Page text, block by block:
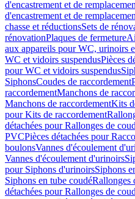
d'encastrement et de
d'encastrement et de
chasse et réductionsSets de
rénovationPlaques de fermeture
aux appareils pour WC, urinoirs
WC et vidoirs suspendusPièces
pour WC et vidoirs suspendus
SiphonsCoudes de raccordement
raccordementManchons de
Manchons de raccordementKits
pour Kits de raccordement
détachées pour Rallonges de
PVCPièces détachées pour
boulonsVannes d'écoulement
Vannes d'écoulement d'urinoirs
pour Siphons d'urinoirsSiphons
Siphons en tube coudéRallonges
détachées pour Rallonges de